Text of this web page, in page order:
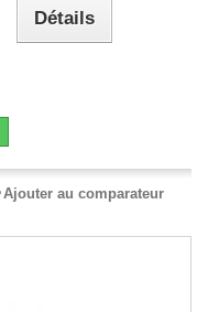
Détails
Ajouter au comparateur